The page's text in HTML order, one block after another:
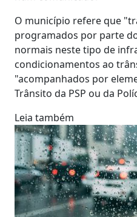
O município refere que
programados por parte
normais neste tipo de
condicionamentos ao
"acompanhados por
Trânsito da PSP ou da
Leia também